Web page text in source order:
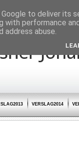
VERSLAG2014
to deliver its
with performance
abuse.